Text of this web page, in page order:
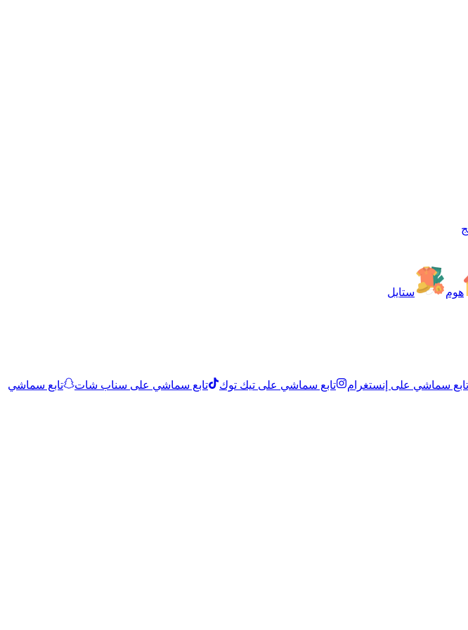
هوم ستايل
تابع سماشي على إنستغرام تابع سماشي على تيك توك تابع سماشي على سناب شات
تابع سماشي